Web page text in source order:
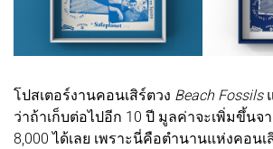
โปสเตอร์งานคอนเสิร์ตวง Beach Fossils
ว่าถ้าเก็บต่อไปอีก 10 ปี มูลค่าจะเพิ่มขึ้นจ
8,000 ได้เลย เพราะนี่คือตำนานแห่งคอนเ